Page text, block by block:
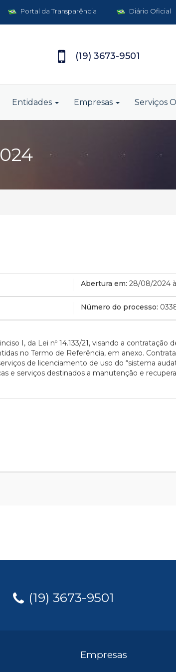
Diário Oficial
Portal da Transparência
(19) 3673-9501
Entidades Empresas Serviços
Abertura em: 28/08/2024
Número do processo:
I, da Lei nº 14.133/21, visando a contratação
no Termo de Referência, em anexo.
de licenciamento de uso do “sistema
e serviços destinados a manutenção e
(19) 3673-9501
Empresas